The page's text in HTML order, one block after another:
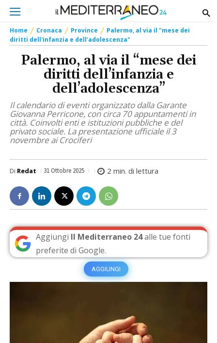
Home Cronaca Province
Palermo, al via il "mese dei
diritti dell'infanzia e dell'adolescenza"
Palermo, al via il “mese dei
diritti dell’infanzia e
dell’adolescenza”
Il calendario di eventi organizzato dalla Garante
Giovanna Perricone, con circa 70 appuntamenti in
città. Coinvolti enti e istituzioni pubbliche e del
privato sociale. La presentazione ufficiale il 3
novembre ai Crociferi
Di Redat 31 Ottobre 2025 2 min. di lettura
Aggiungi Il Mediterraneo 24alle tue fonti
preferite di Google.
AGGIUNGI